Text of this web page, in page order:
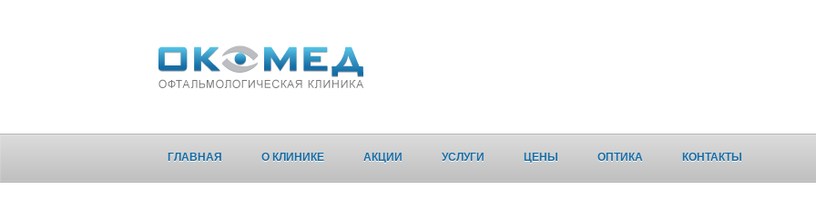
ГЛАВНАЯ О КЛИНИКЕ АКЦИИ УСЛУГИ ЦЕНЫ ОПТИКА КОНТАКТЫ